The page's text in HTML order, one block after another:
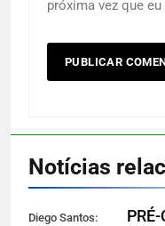
próxima vez que
Notícias
Diego Santos: